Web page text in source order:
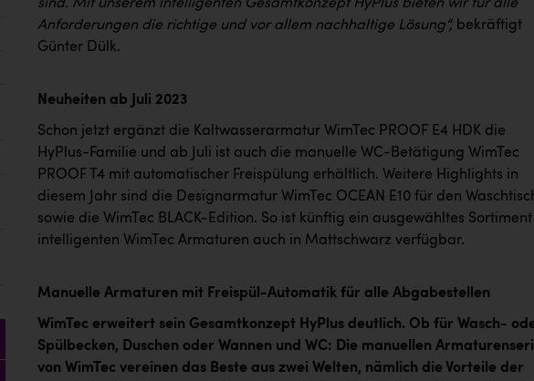
sind. Mit unserem intelligenten Gesamtkonzept HyPlus bieten wir für alle
Anforderungen die richtige und vor allem nachhaltige Lösung“, bekräftigt
Günter Dülk.
Neuheiten ab Juli 2023
Schon jetzt ergänzt die Kaltwasserarmatur WimTec PROOF E4 HDK die
HyPlus-Familie und ab Juli ist auch die manuelle WC-Betätigung WimTec
PROOF T4 mit automatischer Freispülung erhältlich. Weitere Highlights in
diesem Jahr sind die Designarmatur WimTec OCEAN E10 für den
sowie die WimTec BLACK-Edition. So ist künftig ein ausgewähltes
intelligenten WimTec Armaturen auch in Mattschwarz verfügbar.
Manuelle Armaturen mit Freispül-Automatik für alle Abgabestellen
WimTec erweitert sein Gesamtkonzept HyPlus deutlich. Ob für Wasch-
Spülbecken, Duschen oder Wannen und WC: Die manuellen
von WimTec vereinen das Beste aus zwei Welten, nämlich die Vorteile der